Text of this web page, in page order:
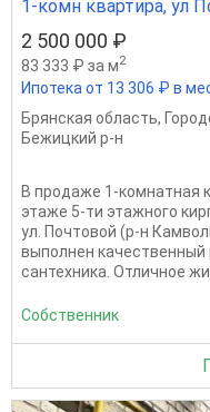
1-комн квартира, ул
2 500 000 ₽
83 333 ₽ за м2
Ипотека от 13 306 ₽ в
Брянская область,
Бежицкий р-н
В продаже 1-комнатная
этаже 5-ти этажного
ул. Почтовой (р-н
выполнен качественный
сантехника. Отличное
Собственник